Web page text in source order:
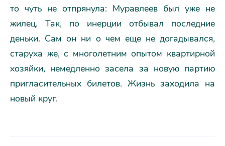
то чуть не отпрянула: Муравлеев был уже не
жилец. Так, по инерции отбывал последние
деньки. Сам он ни о чем еще не догадывался,
старуха же, с многолетним опытом квартирной
хозяйки, немедленно засела за новую партию
пригласительных билетов. Жизнь заходила на
новый круг.